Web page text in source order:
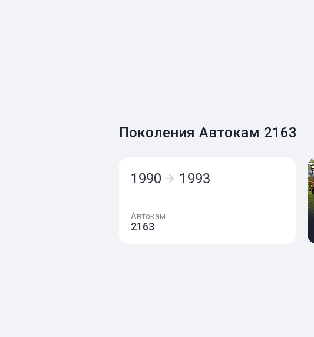
Поколения Автокам 2163
1990 1993
Автокам
2163